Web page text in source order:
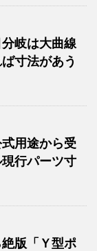
分岐は大曲線
寸法があう
式用途から受
行パーツ寸
絶版「Ｙ型ポ